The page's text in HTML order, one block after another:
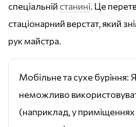
спеціальній станині. Це
стаціонарний верстат, який
рук майстра.
Мобільне та сухе буріння:
неможливо
(наприклад, у